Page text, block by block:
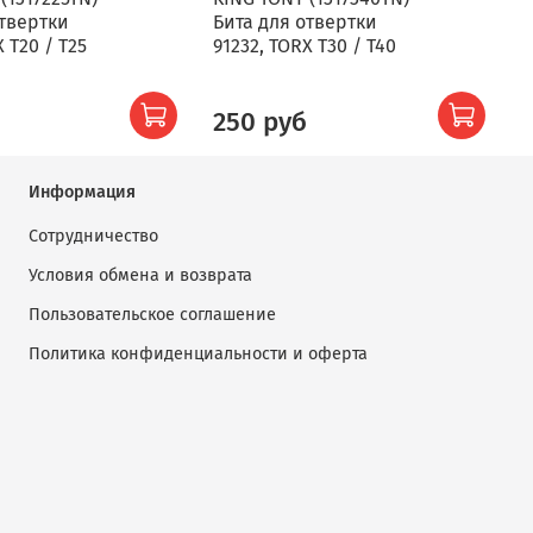
T20 / T25
Бита для отвертки
91232, TORX T30 / T40
250 руб
Информация
Сотрудничество
Условия обмена и возврата
Пользовательское соглашение
Политика конфиденциальности и оферта